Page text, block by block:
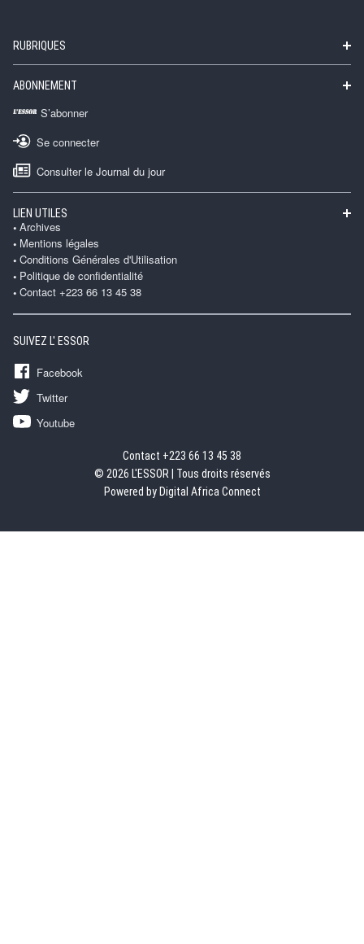
RUBRIQUES
ABONNEMENT
S’abonner
Se connecter
Consulter le Journal du jour
LIEN UTILES
Archives
Mentions légales
Conditions Générales d'Utilisation
Politique de confidentialité
Contact +223 66 13 45 38
SUIVEZ L' ESSOR
Facebook
Twitter
Youtube
Contact +223 66 13 45 38
© 2026 L'ESSOR | Tous droits réservés
Powered by Digital Africa Connect